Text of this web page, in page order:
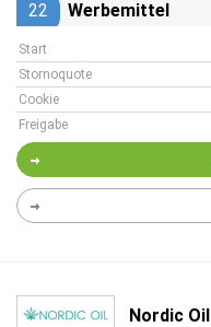
22 Werbemittel
Start
Stornoquote
Cookie
Freigabe
Nordic Oil